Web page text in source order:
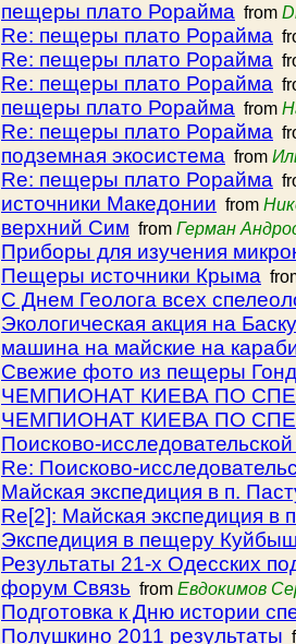
пещеры плато Рорайма from
Re: пещеры плато Рорайма
Re: пещеры плато Рорайма
Re: пещеры плато Рорайма
пещеры плато Рорайма from
Re: пещеры плато Рорайма
подземная экосистема from
Re: пещеры плато Рорайма
источники Македонии from
верхний Сим from Герман
Приборы для изучения
Пещеры источники Крыма
С Днем Геолога всех
Экологическая акция на
машина на майские на
Свежие фото из пещеры
ЧЕМПИОНАТ КИЕВА ПО
ЧЕМПИОНАТ КИЕВА ПО
Поисково-
Re: Поисково-
Майская экспедиция в п.
Re[2]: Майская экспедиция в
Экспедиция в пещеру
Результаты 21-х Одесских
форум Связь from Евдокимов
Подготовка к Дню истории
Полушкино 2011 результаты